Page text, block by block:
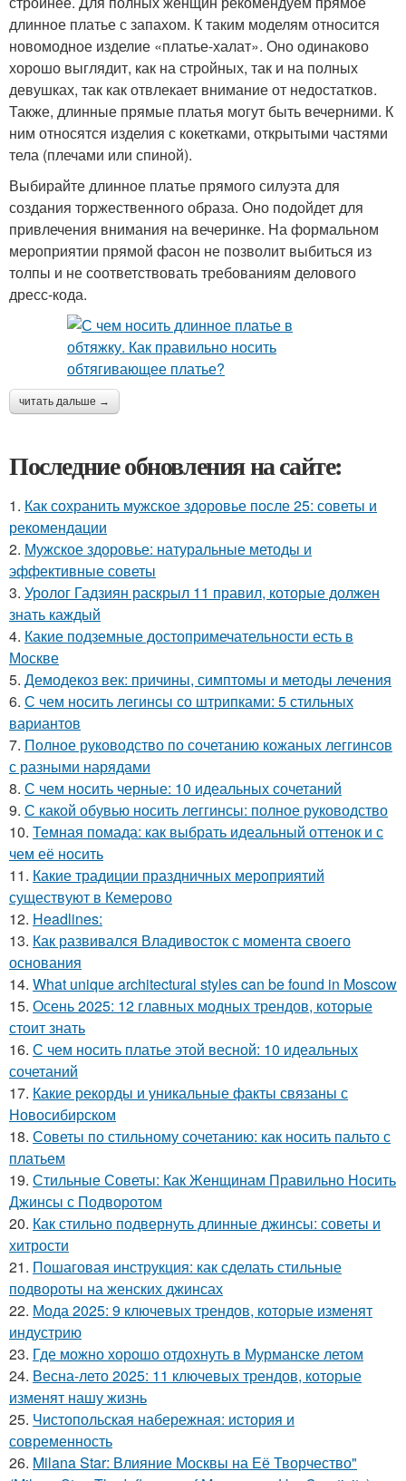
длинное платье с запахом. К таким моделям относится
новомодное изделие «платье-халат». Оно одинаково
хорошо выглядит, как на стройных, так и на полных
девушках, так как отвлекает внимание от недостатков.
Также, длинные прямые платья могут быть вечерними. К
ним относятся изделия с кокетками, открытыми частями
тела (плечами или спиной).
Выбирайте длинное платье прямого силуэта для
создания торжественного образа. Оно подойдет для
привлечения внимания на вечеринке. На формальном
мероприятии прямой фасон не позволит выбиться из
толпы и не соответствовать требованиям делового
дресс-кода.
читать дальше →
Последние обновления на сайте:
1. Как сохранить мужское здоровье после 25: советы и
рекомендации
2. Мужское здоровье: натуральные методы и
эффективные советы
3. Уролог Гадзиян раскрыл 11 правил, которые должен
знать каждый
4. Какие подземные достопримечательности есть в
Москве
5. Демодекоз век: причины, симптомы и методы лечения
6. С чем носить легинсы со штрипками: 5 стильных
вариантов
7. Полное руководство по сочетанию кожаных леггинсов
с разными нарядами
8. С чем носить черные: 10 идеальных сочетаний
9. С какой обувью носить леггинсы: полное руководство
10. Темная помада: как выбрать идеальный оттенок и с
чем её носить
11. Какие традиции праздничных мероприятий
существуют в Кемерово
12. Headlines:
13. Как развивался Владивосток с момента своего
основания
14. What unique architectural styles can be found in Moscow
15. Осень 2025: 12 главных модных трендов, которые
стоит знать
16. С чем носить платье этой весной: 10 идеальных
сочетаний
17. Какие рекорды и уникальные факты связаны с
Новосибирском
18. Советы по стильному сочетанию: как носить пальто с
платьем
19. Стильные Советы: Как Женщинам Правильно Носить
Джинсы с Подворотом
20. Как стильно подвернуть длинные джинсы: советы и
хитрости
21. Пошаговая инструкция: как сделать стильные
подвороты на женских джинсах
22. Мода 2025: 9 ключевых трендов, которые изменят
индустрию
23. Где можно хорошо отдохнуть в Мурманске летом
24. Весна-лето 2025: 11 ключевых трендов, которые
изменят нашу жизнь
25. Чистопольская набережная: история и
современность
26. Milana Star: Влияние Москвы на Её Творчество"